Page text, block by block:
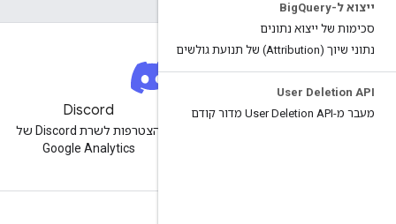
ייצוא ל-BigQuery
סכימות של ייצוא נתונים
נתוני שיוך (Attribution) של תנועת גולשים
User Deletion API
מעבר מ-User Deletion API מדור קודם
ניוזלטר Discord
הצטרפות לשרת Discord של
Google Analytics